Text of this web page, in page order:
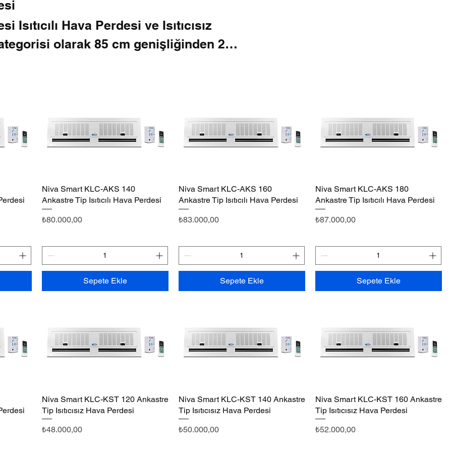
Isıtıcılı Hava Perdesi ve Isıtıcısız
olarak 85 cm genişliğinden 250
Hızlı Bakış
Niva Smart KLC-AKS 140
Ankastre Tip Isıtıcılı Hava Perdesi
Fiyat
₺80.000,00
Sepete Ekle
Hızlı Bakış
Niva Smart KLC-AKS 160
Ankastre Tip Isıtıcılı Hava Perdesi
Fiyat
₺83.000,00
Sepete Ekle
Hızlı Bakış
Niva Smart KLC-AKS 180
Ankastre Tip Isıtıcılı Hava Perdesi
Fiyat
₺87.000,00
Sepete Ekle
Hızlı Bakış
Niva Smart KLC-KST 120 Ankastre
Tip Isıtıcısız Hava Perdesi
Fiyat
₺48.000,00
Hızlı Bakış
Niva Smart KLC-KST 140 Ankastre
Tip Isıtıcısız Hava Perdesi
Fiyat
₺50.000,00
Hızlı Bakış
Niva Smart KLC-KST 160 Ankastre
Tip Isıtıcısız Hava Perdesi
Fiyat
₺52.000,00